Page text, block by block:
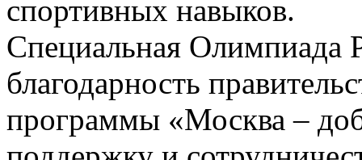
спортивных навыков.
Специальная Олимпиада
благодарность
программы «Москва –